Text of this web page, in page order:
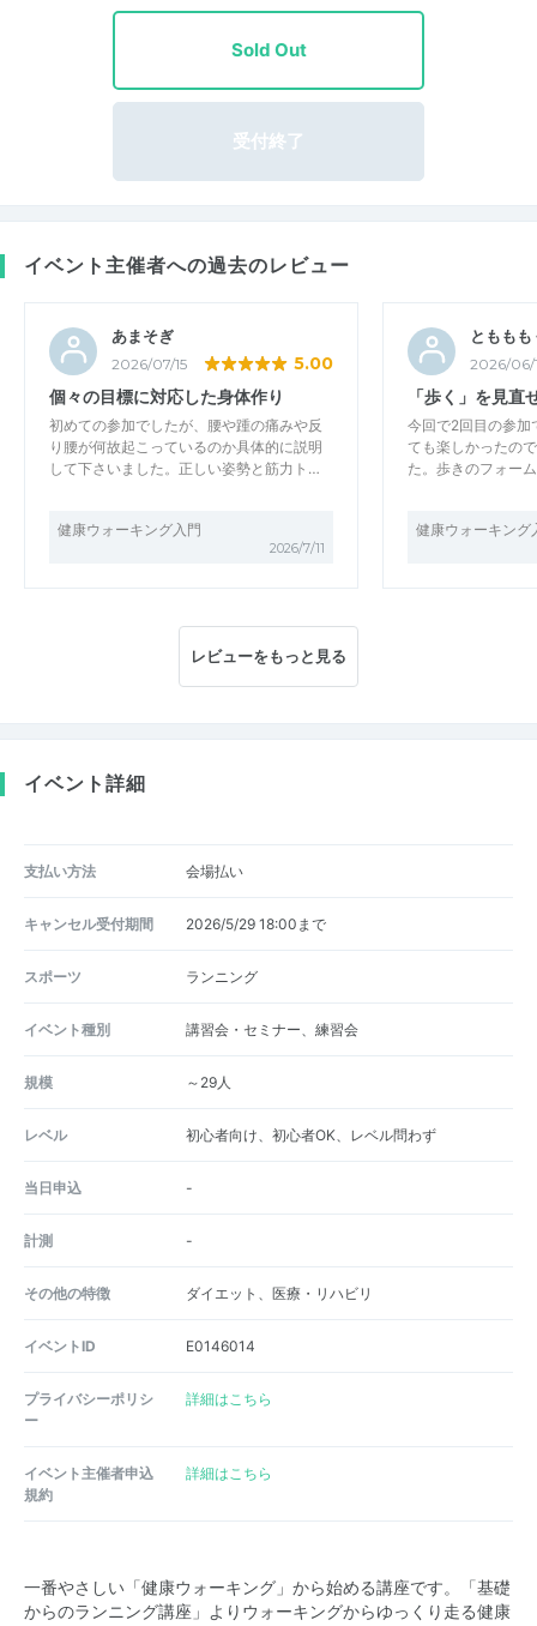
Sold Out
受付終了
イベント主催者への過去のレビュー
あまそぎ
2026/07/15 5.00
個々の目標に対応した身体作り
初めての参加でしたが、腰や踵の痛みや反
り腰が何故起こっているのか具体的に説明
して下さいました。正しい姿勢と筋力ト…
健康ウォーキング入門
2026/7/11
とももも
2026/06/
「歩く」を見直
今回で2回目の参加
ても楽しかったの
た。歩きのフォー
健康ウォーキング
レビューをもっと見る
イベント詳細
支払い方法 会場払い
キャンセル受付期間 2026/5/29 18:00まで
スポーツ ランニング
イベント種別 講習会・セミナー、練習会
規模 ～29人
レベル 初心者向け、初心者OK、レベル問わず
当日申込 -
計測 -
その他の特徴 ダイエット、医療・リハビリ
イベントID E0146014
プライバシーポリシ
ー
詳細はこちら
イベント主催者申込
規約
詳細はこちら
一番やさしい「健康ウォーキング」から始める講座です。「基礎
からのランニング講座」よりウォーキングからゆっくり走る健康